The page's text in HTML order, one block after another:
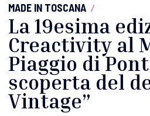
MADE IN TOSCANA /
La 19esima
Creactivity al
Piaggio di
scoperta del
Vintage”